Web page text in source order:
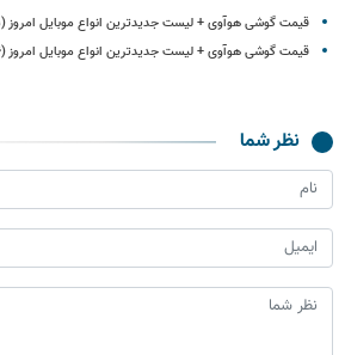
قیمت گوشی هوآوی + لیست جدیدترین انواع موبایل امروز (۲۵ آبان)
قیمت گوشی هوآوی + لیست جدیدترین انواع موبایل امروز (۲۶ آبان)
نظر شما